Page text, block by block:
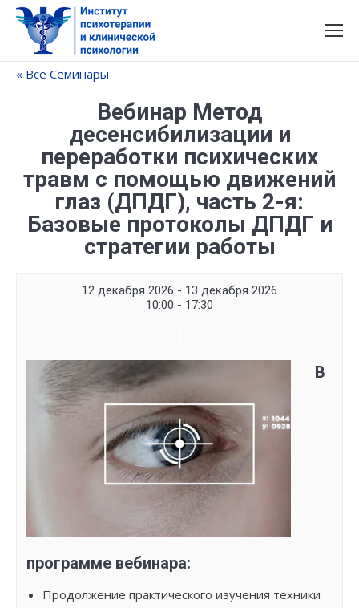
« Все Семинары
Вебинар Метод
десенсибилизации и
переработки психических
травм с помощью движений
глаз (ДПДГ), часть 2-я:
Базовые протоколы ДПДГ и
стратегии работы
12 декабря 2026 - 13 декабря 2026
10:00 - 17:30
В
программе вебинара:
Продолжение практического изучения техники